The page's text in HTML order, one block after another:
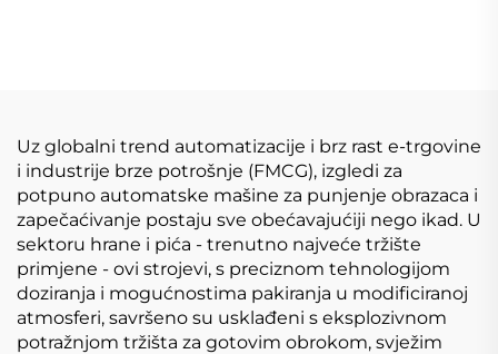
Uz globalni trend automatizacije i brz rast e-trgovine
i industrije brze potrošnje (FMCG), izgledi za
potpuno automatske mašine za punjenje obrazaca i
zapečaćivanje postaju sve obećavajućiji nego ikad. U
sektoru hrane i pića - trenutno najveće tržište
primjene - ovi strojevi, s preciznom tehnologijom
doziranja i mogućnostima pakiranja u modificiranoj
atmosferi, savršeno su usklađeni s eksplozivnom
potražnjom tržišta za gotovim obrokom, svježim